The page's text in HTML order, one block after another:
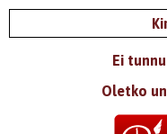
Ei
Oletko